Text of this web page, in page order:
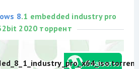
8.1 embedded industry pro
2020 торрент